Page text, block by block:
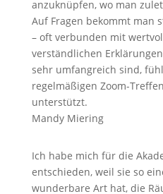
anzuknüpfen, wo man
Auf Fragen bekommt man
– oft verbunden mit
verständlichen
sehr umfangreich sind,
regelmäßigen Zoom-
unterstützt.
Mandy Miering
Ich habe mich für die
entschieden, weil sie so
wunderbare Art hat, die